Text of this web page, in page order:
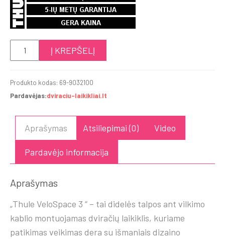
€850.00.€765.00.
produkto
kiekis:
VeloSpace
3
dviračiai
Į KREPŠELĮ
Produkto kodas: 69-9032100
Pardavėjas:dviraciu-laikikliai.lt
Aprašymas Atsiliepimai (0) Video
Pardavėjo informacija
Aprašymas
„Thule VeloSpace 3 “ – tai didelės talpos ant vilkimo
kablio montuojamas dviračių laikiklis, kuriame
patikimas veikimas dera su išmaniais dizaino